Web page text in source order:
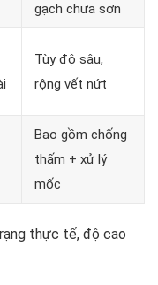
gạch chưa sơn
Tùy độ sâu,
rộng vết nứt
Bao gồm chống
thấm + xử lý
mốc
thực tế, độ cao